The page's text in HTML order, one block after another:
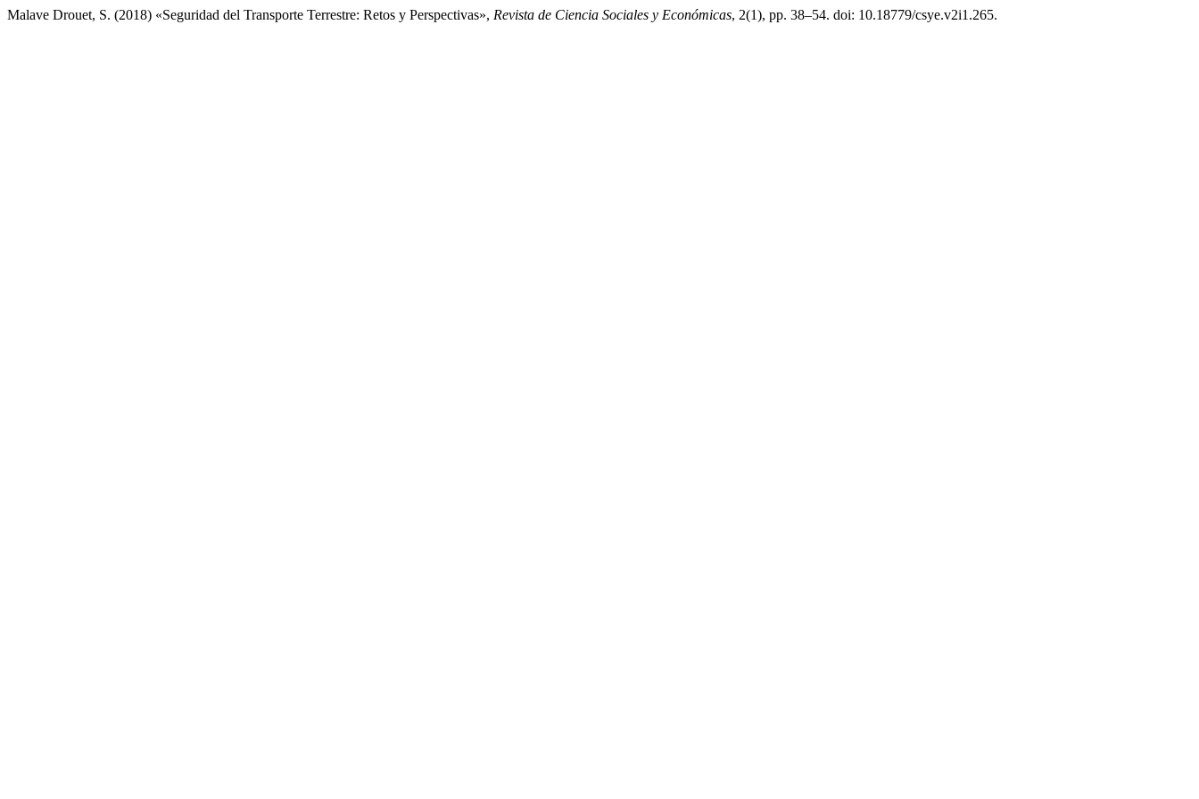
Malave Drouet, S. (2018) «Seguridad del Transporte Terrestre: Retos y Perspectivas», Revista de Ciencia Sociales y Económicas, 2(1), pp. 38–54. doi: 10.18779/csye.v2i1.265.